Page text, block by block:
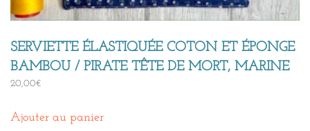
SERVIETTE ÉLASTIQUÉE COTON ET ÉPONGE
BAMBOU / PIRATE TÊTE DE MORT, MARINE
20,00€
Ajouter au panier